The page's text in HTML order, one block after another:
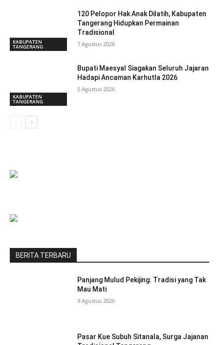
KABUPATEN
TANGERANG
120 Pelopor Hak Anak Dilatih, Kabupaten
Tangerang Hidupkan Permainan
Tradisional
7 Agustus 2026
KABUPATEN
TANGERANG
Bupati Maesyal Siagakan Seluruh Jajaran
Hadapi Ancaman Karhutla 2026
5 Agustus 2026
BERITA TERBARU
Panjang Mulud Pekijing: Tradisi yang Tak
Mau Mati
9 Agustus 2026
Pasar Kue Subuh Sitanala, Surga Jajanan